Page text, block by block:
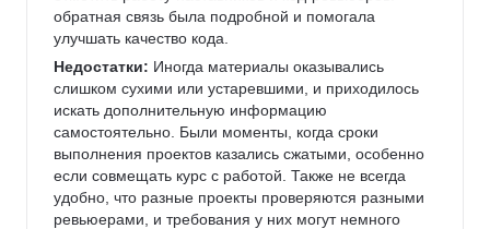
обратная связь была подробной и помогала
улучшать качество кода.
Недостатки: Иногда материалы оказывались
слишком сухими или устаревшими, и приходилось
искать дополнительную информацию
самостоятельно. Были моменты, когда сроки
выполнения проектов казались сжатыми, особенно
если совмещать курс с работой. Также не всегда
удобно, что разные проекты проверяются разными
ревьюерами, и требования у них могут немного